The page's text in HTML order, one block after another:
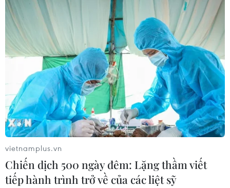
nghi sử dụng vũ khí hóa học tại Syria.
vietnamplus.vn
Chiến dịch 500 ngày đêm: Lặng thầm viết
tiếp hành trình trở về của các liệt sỹ